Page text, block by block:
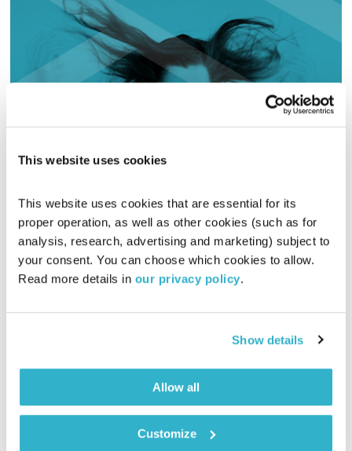
This website uses cookies
This website uses cookies that are essential for its
proper operation, as well as other cookies (such as for
analysis, research, advertising and marketing) subject to
your consent. You can choose which cookies to allow.
Read more details in our privacy policy.
Show details
Allow all
Customize
המחסן של יוסי בבליקי
רובן להבויוסי בבליקי
18.04.19
01:58:28
יוסי בבליקי מסדר את המחסן לקראת פסח ומארח באולפן את יעל
קראוס ולהקתה לשיחה וסשן חי באולפן!
אודיו